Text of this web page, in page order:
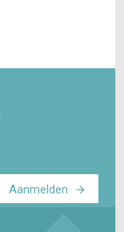
Aanmelden